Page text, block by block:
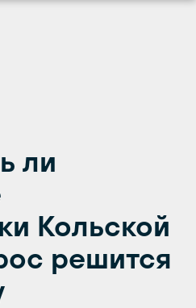
ли
Кольской
решится